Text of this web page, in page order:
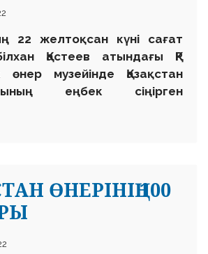
22 желтоқсан күні сағат
Қастеев атындағы ҚР
өнер музейінде Қазақстан
еңбек сіңірген
ӨНЕРІНІҢ 100